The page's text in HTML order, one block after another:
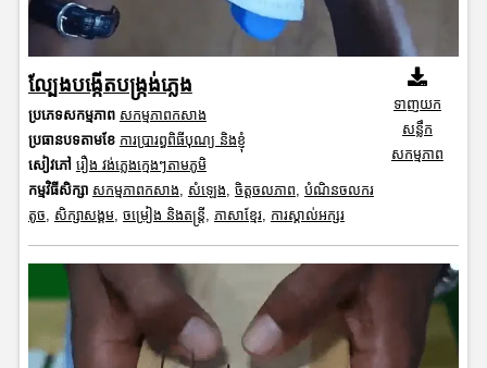
ល្បែងបង្កើតបង្ក្រង់ភ្លេង
ប្រភេទសកម្មភាព សកម្មភាពកសាង
ប្រធានបទតាមខែ ការប្រារព្ធពិធីបុណ្យ និងខ្ញុំ
សៀវភៅ រឿង វង់ភ្លេងក្មេងៗតាមភូមិ
កម្មវិធីសិក្សា សកម្មភាពកសាង, សំឡេង, ចិត្តចលភាព, បំណិនចលករ
តូច, សិក្សាសង្គម, ចម្រៀង និងតន្ត្រី, ភាសាខ្មែរ, ការស្គាល់អក្សរ
ទាញយក
សន្លឹក
សកម្មភាព